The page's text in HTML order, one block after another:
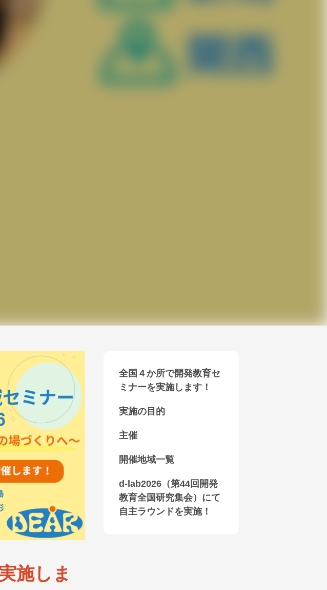
全国４か所で開発教育セ
ミナーを実施します！
実施の目的
主催
開催地域一覧
d-lab2026（第44回開発
教育全国研究集会）にて
自主ラウンドを実施！
施しま